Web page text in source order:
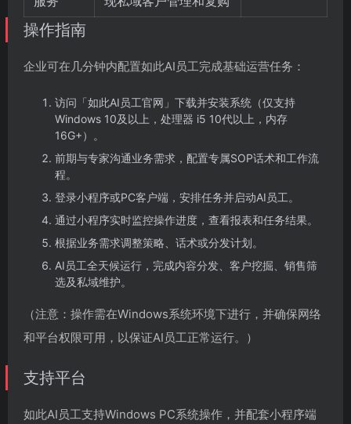
操作指南
企业可在几分钟内配置如此AI员工完成基础运营任务：
访问「如此AI员工官网」下载并安装系统（仅支持
Windows 10及以上，处理器 i5 10代以上，内存
16G+）。
前期与专家沟通业务需求，配置专属SOP话术和工作流
程。
登录小程序或PC客户端，安排任务并启动AI员工。
通过小程序实时监控操作进度，查看报表和任务结果。
根据业务需求调整策略、话术或分发计划。
AI员工全天候运行，完成内容分发、客户挖掘、销售筛
选及私域维护。
（注意：操作需在Windows系统环境下进行，并确保网络
和平台权限可用，以保证AI员工正常运行。）
支持平台
如此AI员工支持Windows PC系统操作，并配套小程序端